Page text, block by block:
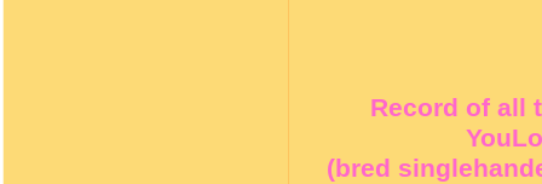
Record of all
(bred